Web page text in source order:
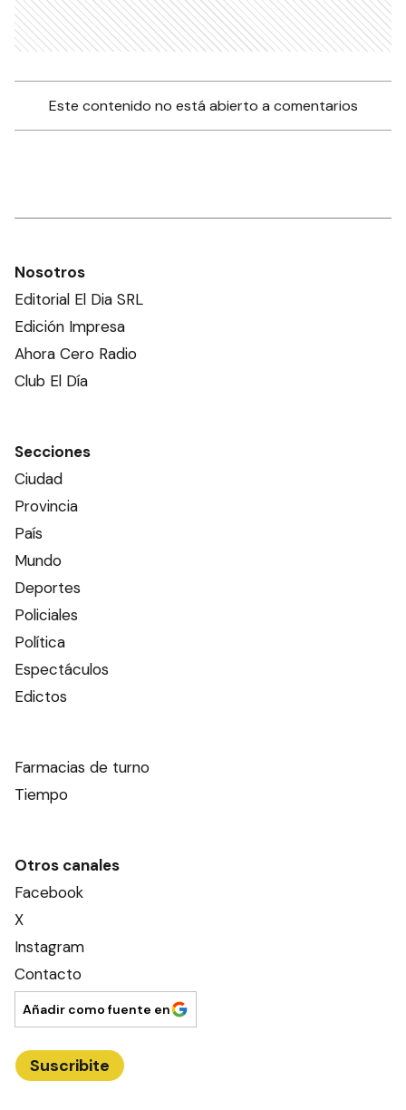
Filmó un avión fumigando
con agrotóxicos cerca de
Más de 2000 familias de
trabajadores de la provincia
accedieron a una vivienda
Este contenido no está abierto a comentarios
Nosotros
Editorial El Dia SRL
Edición Impresa
Club El Día